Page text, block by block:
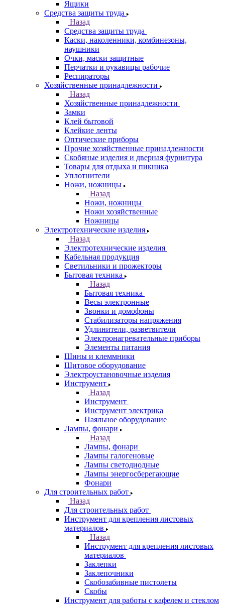
Ящики
Средства защиты труда
Назад
Средства защиты труда
Каски, наколенники, комбинезоны,
наушники
Очки, маски защитные
Перчатки и рукавицы рабочие
Респираторы
Хозяйственные принадлежности
Назад
Хозяйственные принадлежности
Замки
Клей бытовой
Клейкие ленты
Оптические приборы
Прочие хозяйственные принадлежности
Скобяные изделия и дверная фурнитура
Товары для отдыха и пикника
Уплотнители
Ножи, ножницы
Назад
Ножи, ножницы
Ножи хозяйственные
Ножницы
Электротехнические изделия
Назад
Электротехнические изделия
Кабельная продукция
Светильники и прожекторы
Бытовая техника
Назад
Бытовая техника
Весы электронные
Звонки и домофоны
Стабилизаторы напряжения
Удлинители, разветвители
Электронагревательные приборы
Элементы питания
Шины и клеммники
Щитовое оборудование
Электроустановочные изделия
Инструмент
Назад
Инструмент
Инструмент электрика
Паяльное оборудование
Лампы, фонари
Назад
Лампы, фонари
Лампы галогеновые
Лампы светодиодные
Лампы энергосберегающие
Фонари
Для строительных работ
Назад
Для строительных работ
Инструмент для крепления листовых
материалов
Назад
Инструмент для крепления листовых
материалов
Заклепки
Заклепочники
Скобозабивные пистолеты
Скобы
Инструмент для работы с кафелем и стеклом